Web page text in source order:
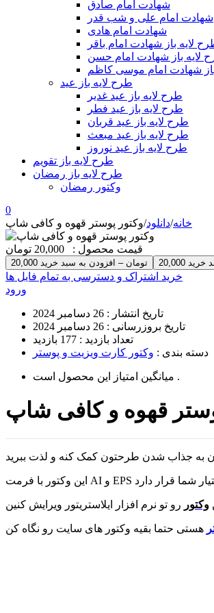
شهادت امام صادق
شهادت امام علی و شب قدر
شهادت امام هادی
لایه باز شهادت امام باقر
لایه باز شهادت امام حسن
شهادت امام موسی کاظم
طرح لایه باز عید
طرح لایه باز عید غدیر
طرح لایه باز عید فطر
طرح لایه باز عید قربان
طرح لایه باز عید مبعث
طرح لایه باز عید نوروز
طرح لایه باز تقویم
طرح لایه باز رمضان
وکتور رمضان
0
خانه/دانلود/وکتور پوستر قهوه و کافی شاپ
قیمت محصول : 20,000 تومان
20,000 تومان – افزودن به سبد خرید
خرید اشتراک و دسترسی به تمام فایل ها
ورود
تاریخ انتشار : 26 دسامبر 2024
تاریخ بروزرسانی : 26 دسامبر 2024
تعداد بازدید : 177 بازدید
دسته بندی : وکتور کارت ویزیت و پوستر
میانگین امتیاز این محصول است .
قهوه و کافی شاپ
وکتور